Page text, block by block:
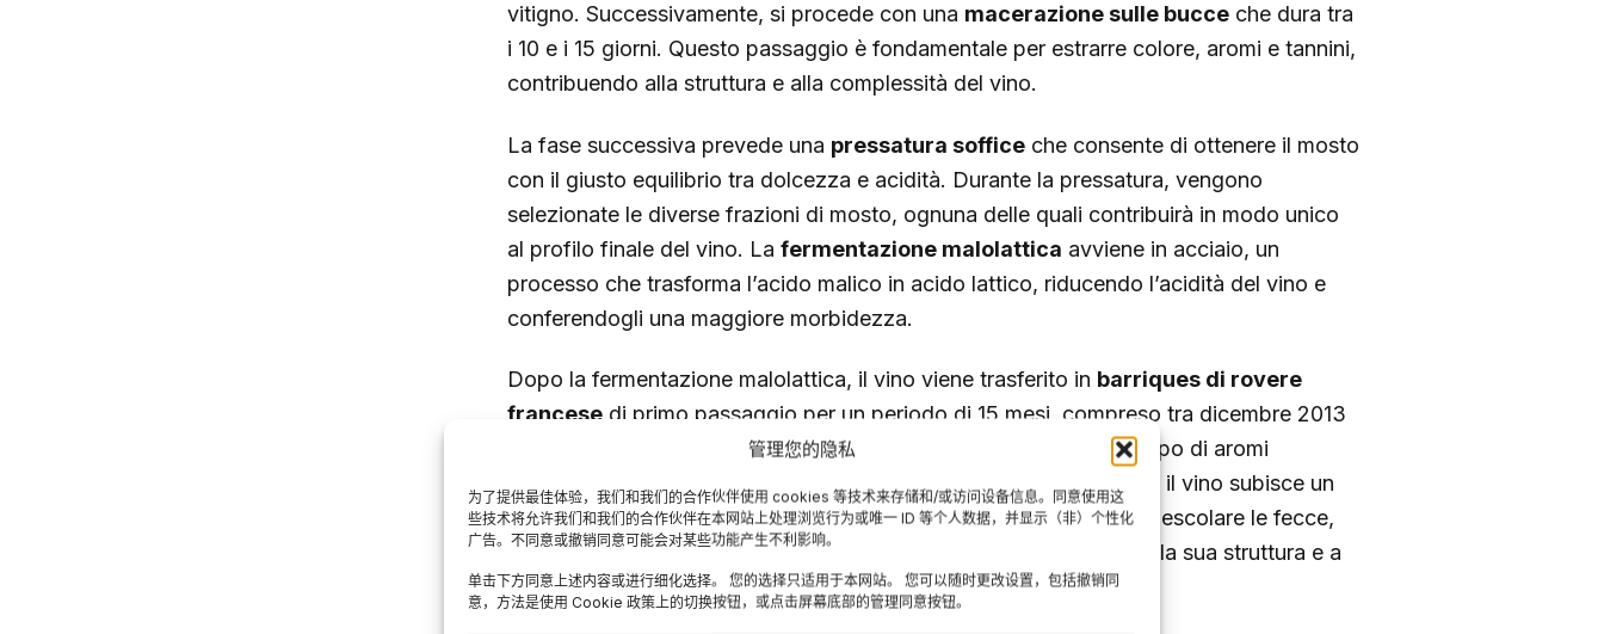
管理您的隐私
为了提供最佳体验，我们和我们的合作伙伴使用 cookies 等技术来存储和/或访问设备信息。同意使用这
些技术将允许我们和我们的合作伙伴在本网站上处理浏览行为或唯一 ID 等个人数据，并显示（非）个性化
广告。不同意或撤销同意可能会对某些功能产生不利影响。
单击下方同意上述内容或进行细化选择。 您的选择只适用于本网站。 您可以随时更改设置，包括撤销同
意，方法是使用 Cookie 政策上的切换按钮，或点击屏幕底部的管理同意按钮。
vitigno. Successivamente, si procede con una macerazione sulle bucceche dura tra
i 10 e i 15 giorni. Questo passaggio è fondamentale per estrarre colore, aromi e tannini,
contribuendo alla struttura e alla complessità del vino.
La fase successiva prevede una pressatura sofficeche consente di ottenere il mosto
con il giusto equilibrio tra dolcezza e acidità. Durante la pressatura, vengono
selezionate le diverse frazioni di mosto, ognuna delle quali contribuirà in modo unico
al profilo finale del vino. La fermentazione malolattica avviene in acciaio, un
processo che trasforma l’acido malico in acido lattico, riducendo l’acidità del vino e
conferendogli una maggiore morbidezza.
Dopo la fermentazione malolattica, il vino viene trasferito in barriques di rovere
francesedi primo passaggio per un periodo di 15 mesi, compreso tra dicembre 2013
e marzo 2015. Questo affinamento in legno è cruciale per lo sviluppo di aromi
complessi e per l’integrazione dei tannini. Durante questo periodo, il vino subisce un
batonnageperiodico sulle fecce fini. Il batonnage consiste nel rimescolare le fecce,
ovvero i lieviti morti, all’interno del vino, contribuendo a migliorare la sua struttura e a
sviluppare aromi più complessi.